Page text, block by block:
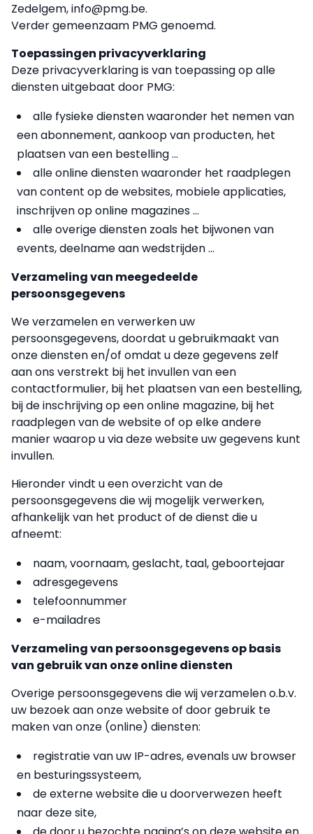
Zedelgem, info@pmg.be.
Verder gemeenzaam PMG genoemd.
Toepassingen privacyverklaring
Deze privacyverklaring is van toepassing op alle
diensten uitgebaat door PMG:
alle fysieke diensten waaronder het nemen van
een abonnement, aankoop van producten, het
plaatsen van een bestelling ...
alle online diensten waaronder het raadplegen
van content op de websites, mobiele applicaties,
inschrijven op online magazines ...
alle overige diensten zoals het bijwonen van
events, deelname aan wedstrijden ...
Verzameling van meegedeelde
persoonsgegevens
We verzamelen en verwerken uw
persoonsgegevens, doordat u gebruikmaakt van
onze diensten en/of omdat u deze gegevens zelf
aan ons verstrekt bij het invullen van een
contactformulier, bij het plaatsen van een bestelling,
bij de inschrijving op een online magazine, bij het
raadplegen van de website of op elke andere
manier waarop u via deze website uw gegevens kunt
invullen.
Hieronder vindt u een overzicht van de
persoonsgegevens die wij mogelijk verwerken,
afhankelijk van het product of de dienst die u
afneemt:
naam, voornaam, geslacht, taal, geboortejaar
adresgegevens
telefoonnummer
e-mailadres
Verzameling van persoonsgegevens op basis
van gebruik van onze online diensten
Overige persoonsgegevens die wij verzamelen o.b.v.
uw bezoek aan onze website of door gebruik te
maken van onze (online) diensten:
registratie van uw IP-adres, evenals uw browser
en besturingssysteem,
de externe website die u doorverwezen heeft
naar deze site,